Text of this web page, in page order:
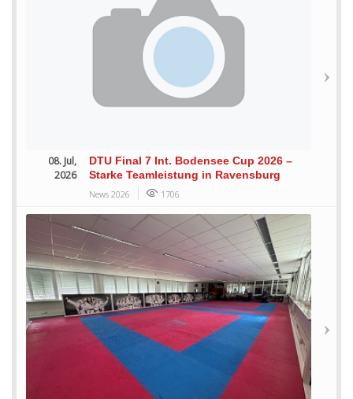
08. Jul,
2026
DTU Final 7 Int. Bodensee Cup 2026 –
Starke Teamleistung in Ravensburg
News 2026 1706